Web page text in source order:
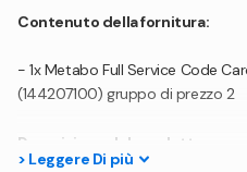
Contenuto della fornitura:
- 1x Metabo Full Service Code
(144207100) gruppo di prezzo 2
Descrizione del prodotto:
> Leggere Di più